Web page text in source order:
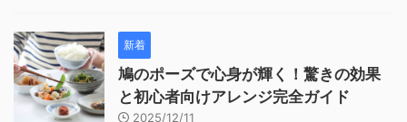
新着
鳩のポーズで心身が輝く！驚きの効果
と初心者向けアレンジ完全ガイド
2025/12/11